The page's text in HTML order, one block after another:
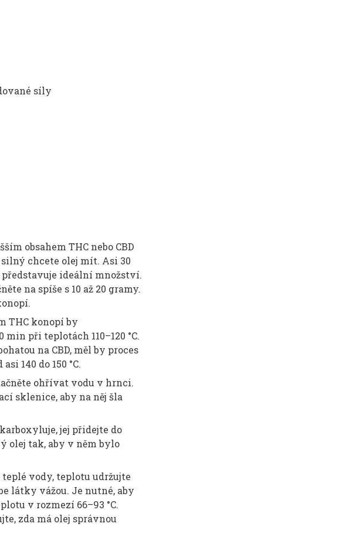
síly
obsahem THC nebo CBD
chcete olej mít. Asi 30
ideální množství.
na spíše s 10 až 20 gramy.
THC konopí by
při teplotách 110–120 °C.
na CBD, měl by proces
140 do 150 °C.
ohřívat vodu v hrnci.
sklenice, aby na něj šla
jej přidejte do
olej tak, aby v něm bylo
vody, teplotu udržujte
látky vážou. Je nutné, aby
v rozmezí 66–93 °C.
zda má olej správnou